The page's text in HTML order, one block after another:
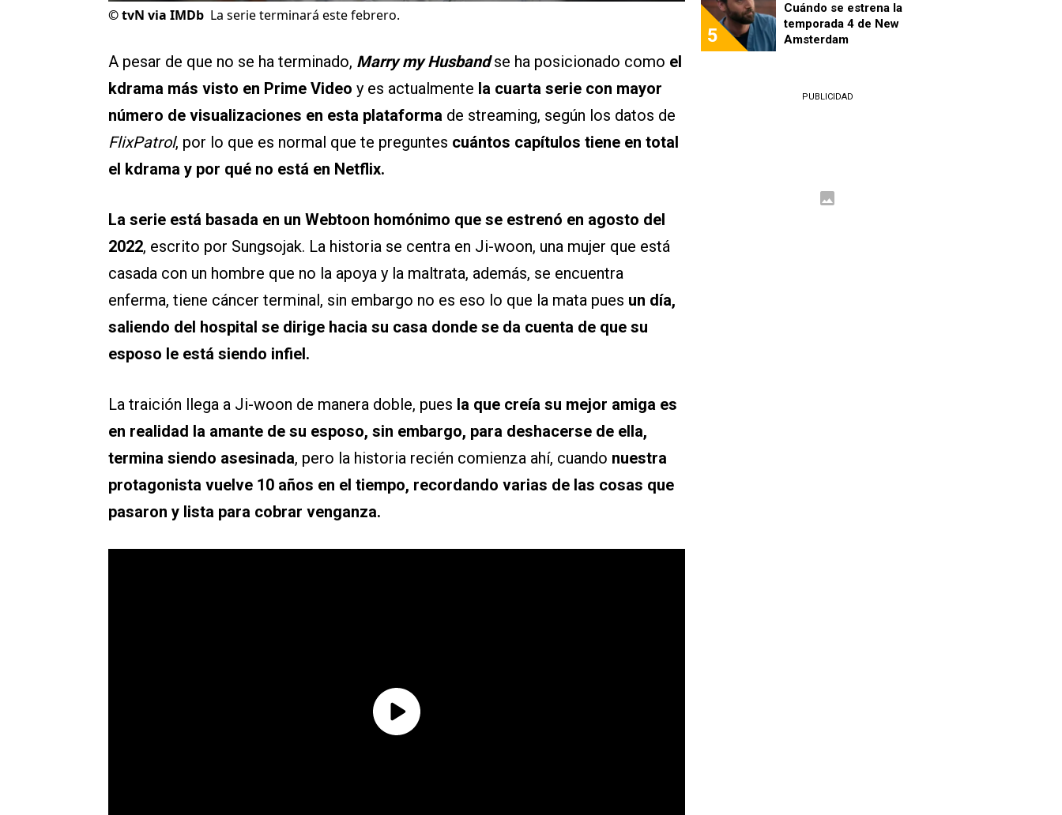
©tvN via IMDb La serie terminará este febrero.
A pesar de que no se ha terminado, Marry my Husbandse ha posicionado como el
kdrama más visto en Prime Video y es actualmente la cuarta serie con mayor
número de visualizaciones en esta plataforma de streaming, según los datos de
FlixPatrol, por lo que es normal que te preguntes cuántos capítulos tiene en total
el kdrama y por qué no está en Netflix.
La serie está basada en un Webtoon homónimo que se estrenó en agosto del
2022, escrito por Sungsojak. La historia se centra en Ji-woon, una mujer que está
casada con un hombre que no la apoya y la maltrata, además, se encuentra
enferma, tiene cáncer terminal, sin embargo no es eso lo que la mata pues un día,
saliendo del hospital se dirige hacia su casa donde se da cuenta de que su
esposo le está siendo infiel.
La traición llega a Ji-woon de manera doble, pues la que creía su mejor amiga es
en realidad la amante de su esposo, sin embargo, para deshacerse de ella,
termina siendo asesinada, pero la historia recién comienza ahí, cuando nuestra
protagonista vuelve 10 años en el tiempo, recordando varias de las cosas que
pasaron y lista para cobrar venganza.
5
Cuándo se estrena la
temporada 4 de New
Amsterdam
PUBLICIDAD